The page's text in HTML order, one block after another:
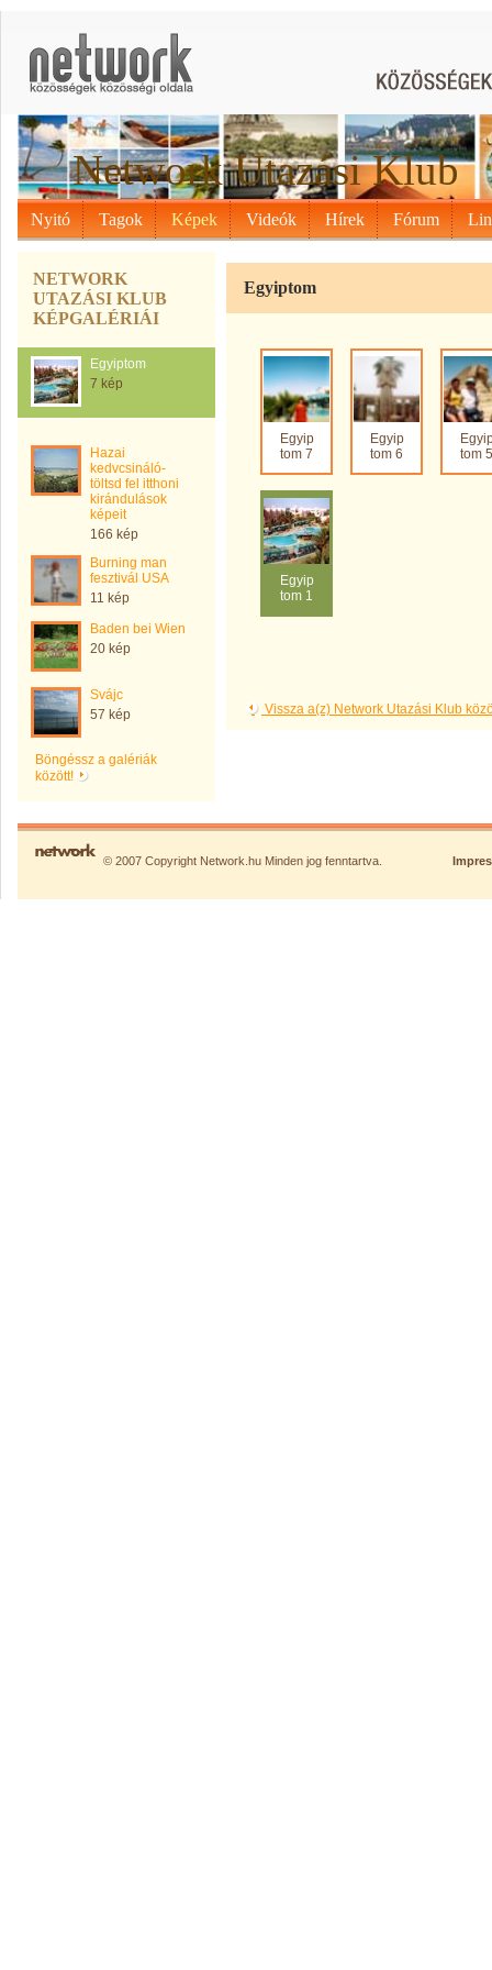
Network Utazási Klub
Nyitó Tagok Képek Videók Hírek Fórum
NETWORK
UTAZÁSI KLUB
KÉPGALÉRIÁI
Egyiptom
7 kép
Hazai
kedvcsináló-
töltsd fel itthoni
kirándulások
képeit
166 kép
Burning man
fesztivál USA
11 kép
Baden bei Wien
20 kép
Svájc
57 kép
Böngéssz a galériák
között!
Egyiptom
Egyip
tom 7
Egyip
tom 6
tom 5
Egyip
tom 1
Vissza a(z) Network Utazási Klub
© 2007 Copyright Network.hu Minden jog fenntartva.